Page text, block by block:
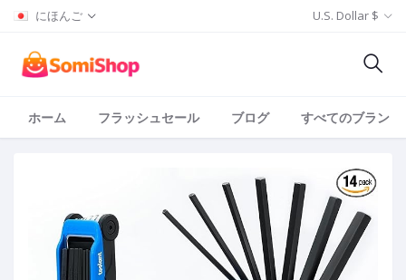
にほんご U.S. Dollar $
ホーム フラッシュセール ブログ すべてのブランド